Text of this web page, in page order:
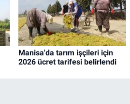
Manisa'da tarım işçileri için
2026 ücret tarifesi belirlendi